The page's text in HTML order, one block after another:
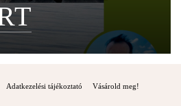
Adatkezelési tájékoztató Vásárold meg!